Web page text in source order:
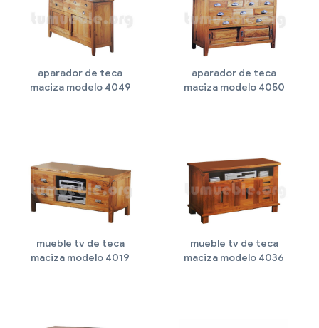
aparador de teca
maciza modelo 4049
aparador de teca
maciza modelo 4050
mueble tv de teca
maciza modelo 4019
mueble tv de teca
maciza modelo 4036